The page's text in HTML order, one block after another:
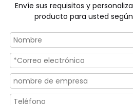
Envíe sus requisitos y
producto para usted